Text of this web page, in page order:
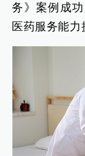
务》案例成
医药服务能力